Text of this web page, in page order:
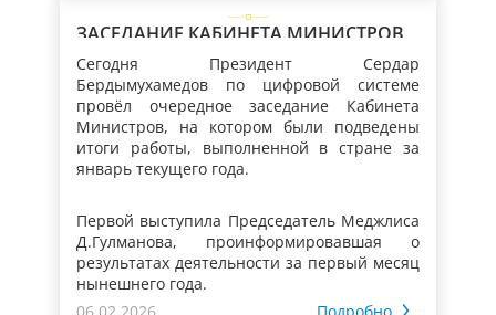
основе поступающих от министерств и
отраслевых ведомств предложений,
изучения международного и национального
опыта вносятся изменения и дополнения в
Уголовный, Уголовно-процессуальный
кодексы, Кодекс об административных
правонарушениях, в законы, связанные с
повышением эффективности миграционной
политики, рыболовством и сохранением
некоторые другие действующие правовые
акты.
Наряду с этим приняты верительные
Чрезвычайного и Полномочного Посла
Республики Индонезия в Туркменистане. В
рамках развития взаимовыгодного
сотрудничества с зарубежными
государствами и международными
ЗАСЕДАНИЕ КАБИНЕТА МИНИСТРОВ
ТУРКМЕНИСТАНА
Сегодня Президент Сердар
Бердымухамедов по цифровой системе
провёл очередное заседание Кабинета
Министров, на котором были подведены
итоги работы, выполненной в стране за
январь текущего года.
Первой выступила Председатель Меджлиса
Д.Гулманова, проинформировавшая о
результатах деятельности за первый месяц
нынешнего года.
06.02.2026 Подробно